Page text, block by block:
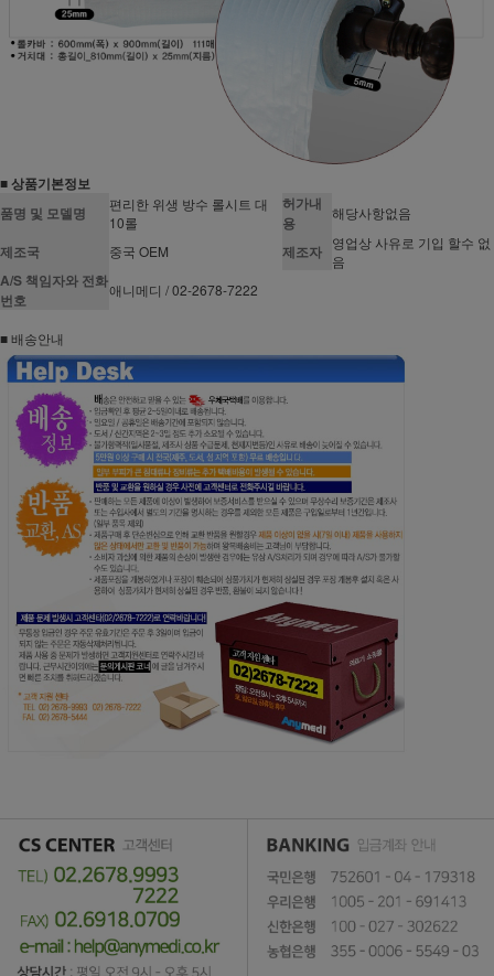
■ 상품기본정보
품명 및 모델명
편리한 위생 방수 롤시트 대
10롤
허가내
용
해당사항없음
제조국 중국 OEM 제조자 영업상 사유로 기입 할수 없
음
A/S 책임자와 전화
번호
애니메디 / 02-2678-7222
■ 배송안내